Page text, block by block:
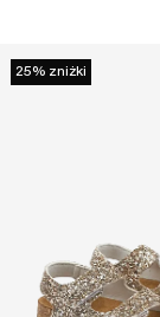
25% zniżki